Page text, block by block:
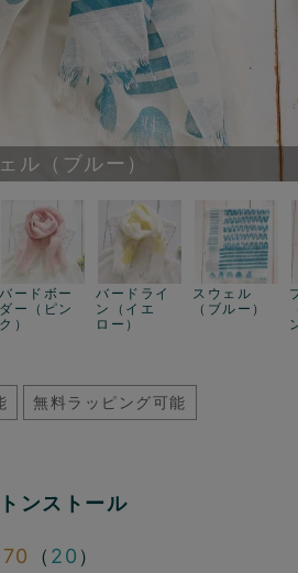
ル（ブルー）
バードボー
ダー（ピン
ク）
バードライ
ン（イエ
ロー）
スウェル
（ブルー）
無料ラッピング可能
ンストール
（ 20 ）